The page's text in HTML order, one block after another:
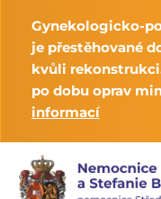
Gynekologicko-
je přestěhované
kvůli
po dobu oprav
informací